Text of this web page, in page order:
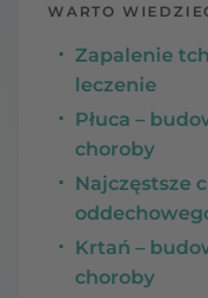
WARTO
Zapalenie
leczenie
Płuca –
choroby
Najczęstsze
Krtań –
choroby